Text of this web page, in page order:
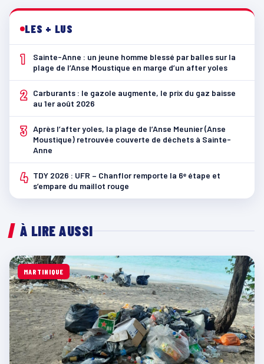
LES + LUS
1
Sainte-Anne : un jeune homme blessé par balles sur la
plage de l’Anse Moustique en marge d’un after yoles
2
Carburants : le gazole augmente, le prix du gaz baisse
au 1er août 2026
3 Après l’after yoles, la plage de l’Anse Meunier (Anse
Moustique) retrouvée couverte de déchets à Sainte-
Anne
4 TDY 2026 : UFR – Chanflor remporte la 6ᵉ étape et
s’empare du maillot rouge
À LIRE AUSSI
MARTINIQUE